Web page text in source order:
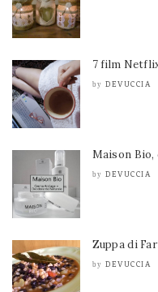
7 film
by DEVUCCIA
Maison Bio,
by DEVUCCIA
Zuppa di
by DEVUCCIA